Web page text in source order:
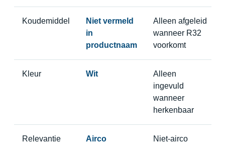
Koudemiddel
Niet vermeld
in
productnaam
Alleen afgeleid
wanneer R32
voorkomt
Kleur Wit
Alleen
ingevuld
wanneer
herkenbaar
Relevantie
Airco
Niet-airco